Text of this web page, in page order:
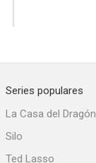
Series populares
La Casa del Dragón
Silo
Ted Lasso